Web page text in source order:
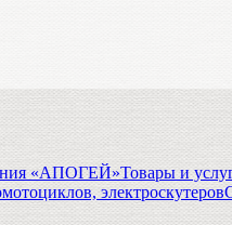
«АПОГЕЙ»Товары и
электроскутеров